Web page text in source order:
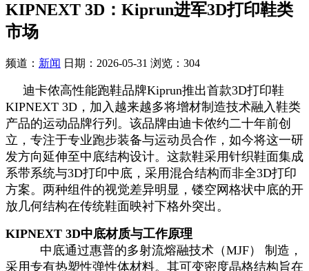
KIPNEXT 3D：Kiprun进军3D打印鞋类
市场
频道： 新闻 日期： 2026-05-31 浏览：304
迪卡侬高性能跑鞋品牌Kiprun推出首款3D打印鞋
KIPNEXT 3D，加入越来越多将增材制造技术融入鞋类
产品的运动品牌行列。该品牌由迪卡侬约二十年前创
立，专注于专业跑步装备与运动员合作，如今将这一研
发方向延伸至中底结构设计。这款鞋采用针织鞋面集成
系带系统与3D打印中底，采用混合结构而非全3D打印
方案。两种组件的视觉差异明显，镂空网格状中底的开
放几何结构在传统鞋面映衬下格外突出。
KIPNEXT 3D中底材质与工作原理
中底通过惠普的多射流熔融技术（MJF） 制造，
采用专有热塑性弹性体材料。其可变密度晶格结构旨在